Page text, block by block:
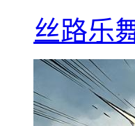
丝路乐